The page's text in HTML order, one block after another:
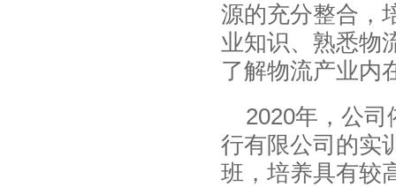
源的充分整合，
业知识、熟悉物
了解物流产业内
2020年，公
行有限公司的实
班，培养具有较